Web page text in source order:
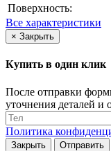
Поверхность:
Все характеристики
× Закрыть
Купить в один клик
После отправки
уточнения деталей и
Политика
Закрыть
Отправить